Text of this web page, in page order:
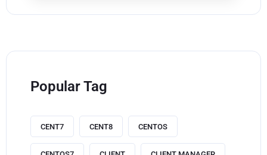
Popular Tag
CENT7 CENT8 CENTOS